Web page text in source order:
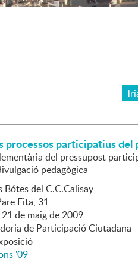
processos participatius del
del pressupost
pedagògica
Bótes del C.C.Calisay
Fita, 31
de maig de 2009
de Participació Ciutadana
'09